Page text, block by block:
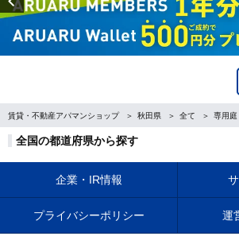
賃貸・不動産アパマンショップ 秋田県 全て 専用庭
全国の都道府県から探す
企業・IR情報
プライバシーポリシー 運